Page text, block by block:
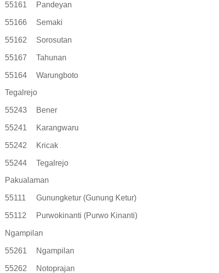
55161 Pandeyan
55166 Semaki
55162 Sorosutan
55167 Tahunan
55164 Warungboto
Tegalrejo
55243 Bener
55241 Karangwaru
55242 Kricak
55244 Tegalrejo
Pakualaman
55111 Gunungketur (Gunung Ketur)
55112 Purwokinanti (Purwo Kinanti)
Ngampilan
55261 Ngampilan
55262 Notoprajan